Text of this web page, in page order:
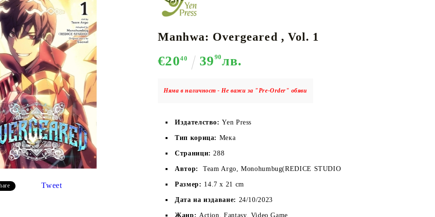
CARD GAME
АКСЕСОАРИ ЗА КАРТОВИ
ИГРИ
Кутии за съхранение
Протектори за карти
Подложки/Матове
Класьори за карти
К-ПОП
Tweet
Manhwa: Overgeared , Vol. 1
€2040 39 90лв.
Няма в наличност - Не важи за "Pre-Order" обяви
Издателство:Yen Press
Тип корица: Мека
Страници: 288
Автор: Team Argo, Monohumbug(REDICE STUDIO
Размер: 14.7 x 21 cm
Дата на издаване: 24/10/2023
Жанр: Action, Fantasy, Video Game